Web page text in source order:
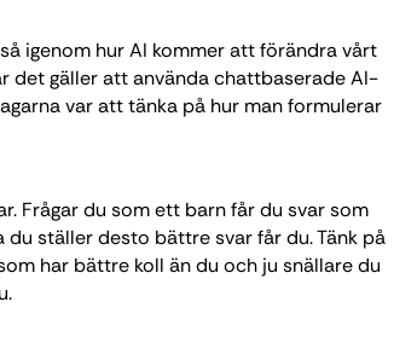
igenom hur AI kommer att förändra vårt
det gäller att använda chattbaserade AI-
var att tänka på hur man formulerar
Frågar du som ett barn får du svar som
ställer desto bättre svar får du. Tänk på
har bättre koll än du och ju snällare du